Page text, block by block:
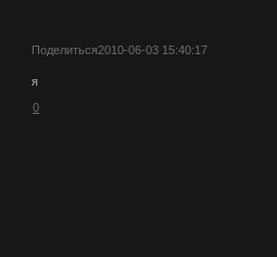
Поделиться2010-06-03 15:40:17
я
0